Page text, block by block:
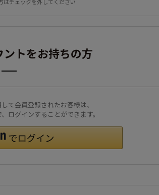
トをお持ちの方
て会員登録されたお客様は、
ログインすることができます。